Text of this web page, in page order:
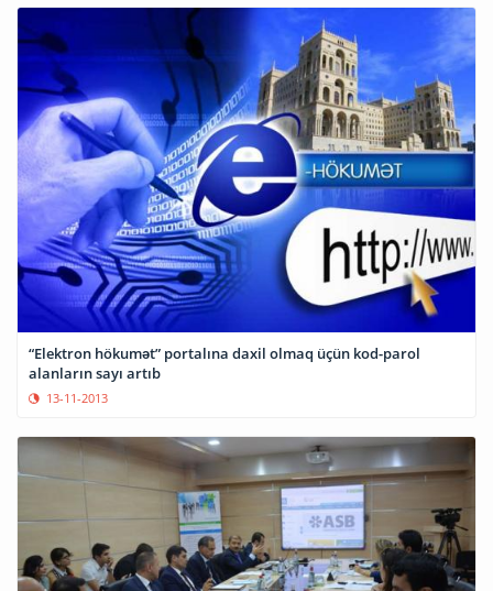
“Elektron hökumət” portalına daxil olmaq üçün kod-parol
alanların sayı artıb
13-11-2013